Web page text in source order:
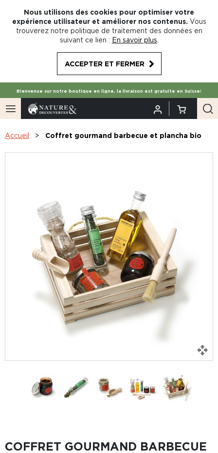
Nous utilisons des cookies pour optimiser votre
expérience utilisateur et améliorer nos contenus. Vous
trouverez notre politique de traitement des données en
suivant ce lien : En savoir plus
ACCEPTER ET FERMER
Bienvenue sur notre boutique en ligne, la livraison est gratuite en Suisse!
Accueil Coffret gourmand barbecue et plancha bio
COFFRET GOURMAND BARBECUE